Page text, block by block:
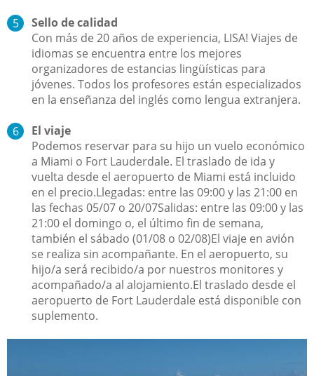
Sello de calidad
Con más de 20 años de experiencia, LISA! Viajes de
idiomas se encuentra entre los mejores
organizadores de estancias lingüísticas para
jóvenes. Todos los profesores están especializados
en la enseñanza del inglés como lengua extranjera.
El viaje
Podemos reservar para su hijo un vuelo económico
a Miami o Fort Lauderdale. El traslado de ida y
vuelta desde el aeropuerto de Miami está incluido
en el precio.Llegadas: entre las 09:00 y las 21:00 en
las fechas 05/07 o 20/07Salidas: entre las 09:00 y las
21:00 el domingo o, el último fin de semana,
también el sábado (01/08 o 02/08)El viaje en avión
se realiza sin acompañante. En el aeropuerto, su
hijo/a será recibido/a por nuestros monitores y
acompañado/a al alojamiento.El traslado desde el
aeropuerto de Fort Lauderdale está disponible con
suplemento.